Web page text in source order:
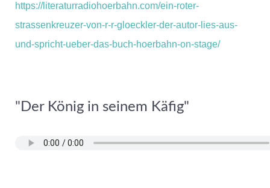
https://literaturradiohoerbahn.com/ein-roter-
strassenkreuzer-von-r-r-gloeckler-der-autor-lies-aus-
und-spricht-ueber-das-buch-hoerbahn-on-stage/
"Der König in seinem Käfig"